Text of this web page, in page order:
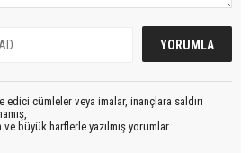
edici cümleler veya imalar, inançlara saldırı
büyük harflerle yazılmış yorumlar